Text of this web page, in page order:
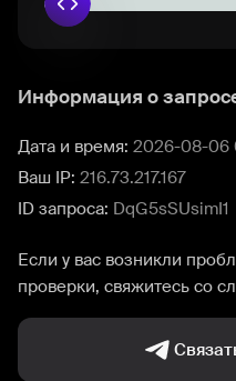
Информация о
Дата и время: 2026-08-06
Ваш IP: 216.73.217.167
ID запроса: DqG5sSUsimI1
Если у вас возникли
проверки, свяжитесь со